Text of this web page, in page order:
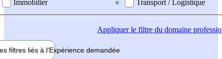
Immobilier
Transport / Logistique
Appliquerle filtre du domaine
filtres liés à l'Expérience demandée